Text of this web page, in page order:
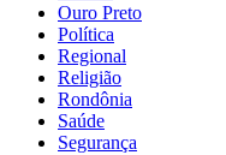
Ouro Preto
Política
Regional
Religião
Rondônia
Saúde
Segurança